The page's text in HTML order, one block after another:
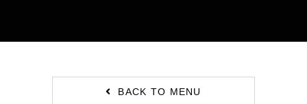
BACK TO MENU